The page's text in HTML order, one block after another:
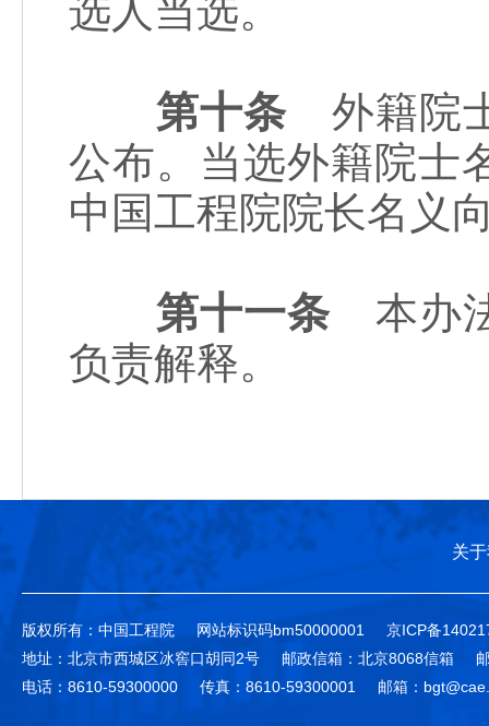
选人当选。
第十条 外籍院
公布。当选外籍院士
中国工程院院长名义
第十一条 本办
负责解释。
关
版权所有：中国工程院 网站标识码bm50000001
京ICP备
地址：北京市西城区冰窖口胡同2号
邮政信箱：北京8068信箱
电话：8610-59300000
传真：8610-59300001 邮箱：